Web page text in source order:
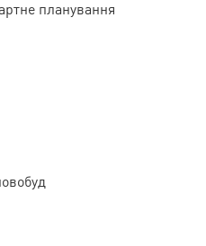
планування